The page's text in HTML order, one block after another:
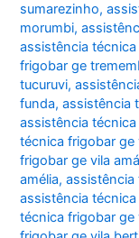
sumarezinho,
morumbi,
assistência
frigobar ge
tucuruvi,
funda,assistência
assistência
técnica frigobar ge
frigobar ge vila
amélia,assistência
assistência
técnica frigobar ge